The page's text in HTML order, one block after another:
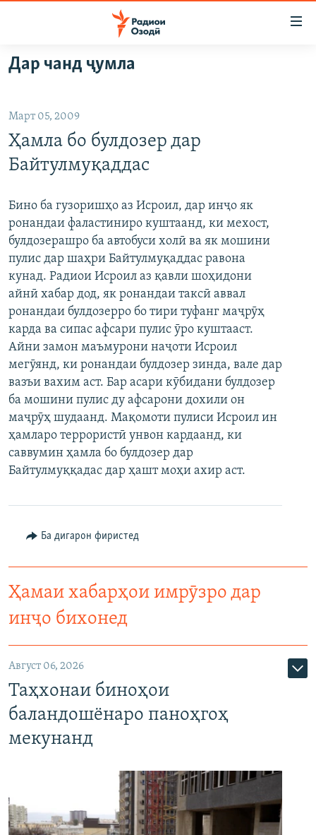
Ҷаҳиш
ба
аслӣ
Ҷаҳиш
ба
феҳристи
Ҷаҳиш
ҷустор
ГӮШАҲО
ҚАЗИЯИ "КРОКУС"
ОСИЁИ МАРКАЗӢ
ФАРҲАНГ
МЕҲМОНИ ОЗОДӢ
ВАРЗИШ
РӮЗГОРИ МУҲОҶИР
САЛОМ, ХОҲАР
ТАҲҚИҚОТ
ҶАНГ ДАР УКРАИНА
НАЗАРИ МАРДУМ
БЛОГИСТОН
ОЗОДӢ ОНЛАЙН
ЧАНДРАСОНАӢ
ВИДЕО
НИГОРИСТОН
ГУЗОРИШҲОИ РАДИОӢ
РӮЙХАТҲО
КИТОБҲОИ ОЗОДӢ
Русский
ПАЙГИРӢ КУНЕД
Ҳамаи сомонаҳои RFE/RL
Дар чанд ҷумла
Март 05, 2009
Ҳамла бо булдозер дар
Байтулмуқаддас
Бино ба гузоришҳо аз Исроил, дар инҷо як
ронандаи фаластиниро куштаанд, ки мехост,
булдозерашро ба автобуси холӣ ва як мошини
пулис дар шаҳри Байтулмуқаддас равона
кунад. Радиои Исроил аз қавли шоҳидони
айнӣ хабар дод, як ронандаи таксӣ аввал
ронандаи булдозерро бо тири туфанг маҷрӯҳ
карда ва сипас афсари пулис ӯро куштааст.
Айни замон маъмурони наҷоти Исроил
мегӯянд, ки ронандаи булдозер зинда, вале дар
вазъи вахим аст. Бар асари кӯбидани булдозер
ба мошини пулис ду афсарони дохили он
маҷрӯҳ шудаанд. Мақомоти пулиси Исроил ин
ҳамларо террористӣ унвон кардаанд, ки
саввумин ҳамла бо булдозер дар
Байтулмуққадас дар ҳашт моҳи ахир аст.
Ба дигарон фиристед
Ҳамаи хабарҳои имрӯзро дар
инҷо бихонед
Август 06, 2026
Таҳхонаи биноҳои
баландошёнаро паноҳгоҳ
мекунанд